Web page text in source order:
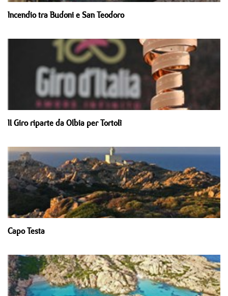
Incendio tra Budoni e San Teodoro
Il Giro riparte da Olbia per Tortolì
Capo Testa